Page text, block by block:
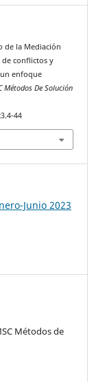
de la Mediación
de conflictos y
enfoque
Métodos De Solución
44
Junio 2023
Métodos de